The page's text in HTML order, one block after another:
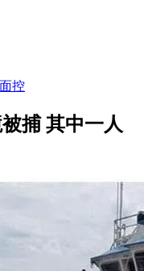
控
捕 其中一人